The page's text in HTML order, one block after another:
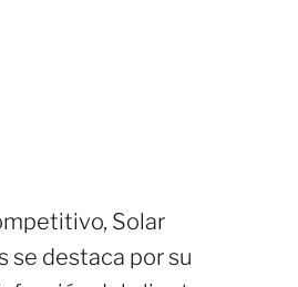
Solar
se destaca por su